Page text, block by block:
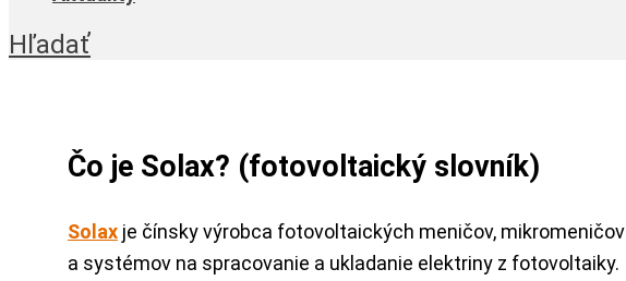
Hľadať
Čo je Solax? (fotovoltaický slovník)
Solax je čínsky výrobca fotovoltaických meničov, mikromeničov
a systémov na spracovanie a ukladanie elektriny z fotovoltaiky.